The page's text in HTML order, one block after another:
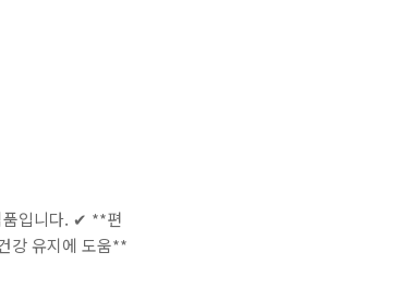
품입니다. ✔ **편
강 유지에 도움**